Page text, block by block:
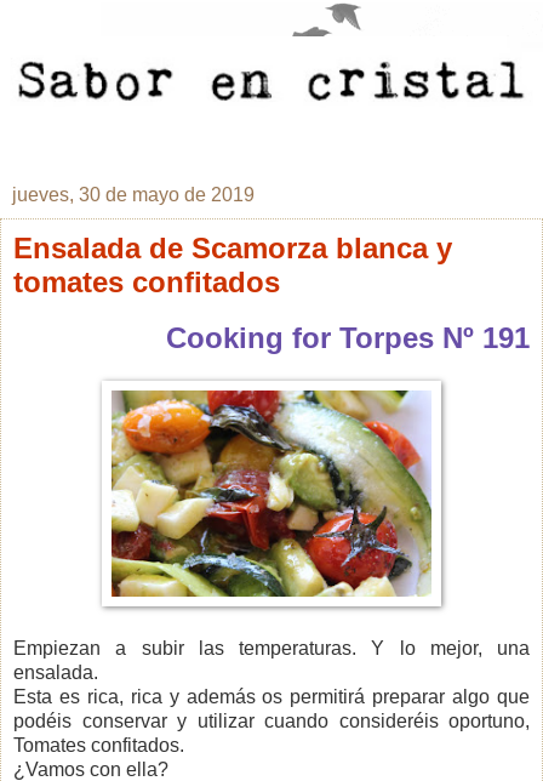
jueves, 30 de mayo de 2019
Ensalada de Scamorza blanca y
tomates confitados
Cooking for Torpes Nº 191
Empiezan a subir las temperaturas. Y lo mejor, una
ensalada.
Esta es rica, rica y además os permitirá preparar algo que
podéis conservar y utilizar cuando consideréis oportuno,
Tomates confitados.
¿Vamos con ella?